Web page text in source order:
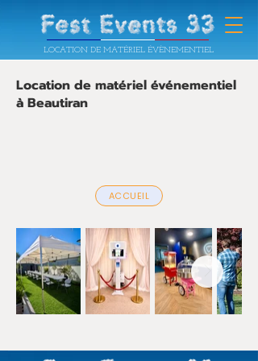
LOCATION DE MATÉRIEL ÉVÈNEMENTIEL
Location de matériel événementiel
à Beautiran
ACCUEIL